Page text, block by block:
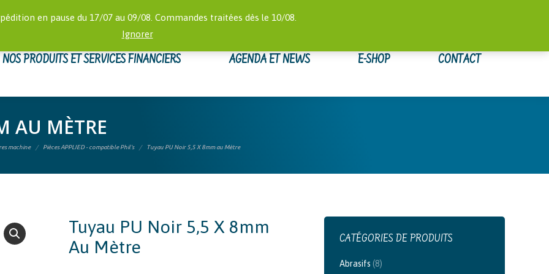
en pause du 17/07 au 09/08. Commandes traitées dès le 10/08.
Ignorer
:
NOS PRODUITS ET SERVICES FINANCIERS AGENDA ET NEWS E-SHOP CONTACT
AU MÈTRE
machine Pièces APPLIED - compatible Phil's Tuyau PU Noir 5,5 X 8mm au Mètre
Tuyau PU Noir 5,5 X 8mm
Au Mètre
CATÉGORIES DE PRODUITS
Abrasifs (8)